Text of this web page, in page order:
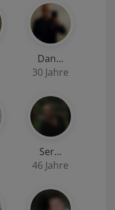
Dan…
30 Jahre
Ser…
46 Jahre